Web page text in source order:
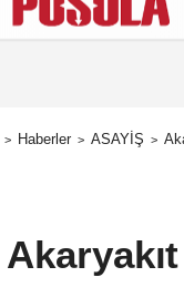
Künye İletişim Gizlilik
Haberler ASAYİŞ